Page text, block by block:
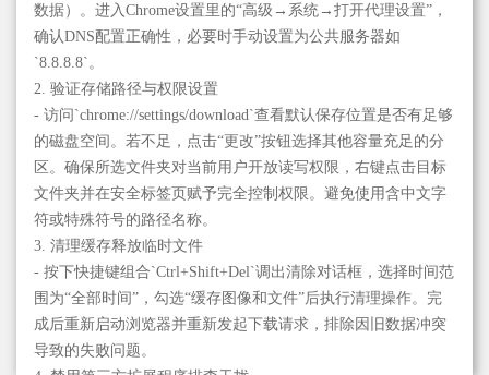
数据）。进入Chrome设置里的“高级→系统→打开代理设置”，
确认DNS配置正确性，必要时手动设置为公共服务器如
`8.8.8.8`。
2. 验证存储路径与权限设置
- 访问`chrome://settings/download`查看默认保存位置是否有足够
的磁盘空间。若不足，点击“更改”按钮选择其他容量充足的分
区。确保所选文件夹对当前用户开放读写权限，右键点击目标
文件夹并在安全标签页赋予完全控制权限。避免使用含中文字
符或特殊符号的路径名称。
3. 清理缓存释放临时文件
- 按下快捷键组合`Ctrl+Shift+Del`调出清除对话框，选择时间范
围为“全部时间”，勾选“缓存图像和文件”后执行清理操作。完
成后重新启动浏览器并重新发起下载请求，排除因旧数据冲突
导致的失败问题。